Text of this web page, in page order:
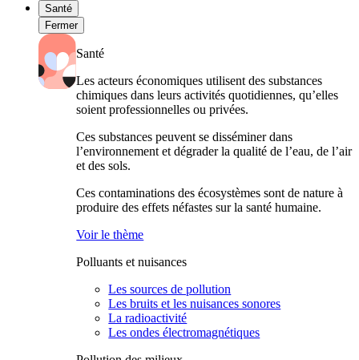
Santé
Fermer
Santé
Les acteurs économiques utilisent des substances
chimiques dans leurs activités quotidiennes, qu’elles
soient professionnelles ou privées.
Ces substances peuvent se disséminer dans
l’environnement et dégrader la qualité de l’eau, de l’air
et des sols.
Ces contaminations des écosystèmes sont de nature à
produire des effets néfastes sur la santé humaine.
Voir le thème
Polluants et nuisances
Les sources de pollution
Les bruits et les nuisances sonores
La radioactivité
Les ondes électromagnétiques